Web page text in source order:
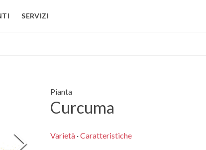
SERVIZI
Pianta
Curcuma
Varietà·Caratteristiche